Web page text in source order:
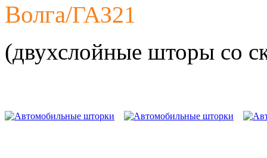
Волга/ГАЗ21
(двухслойные шторы со